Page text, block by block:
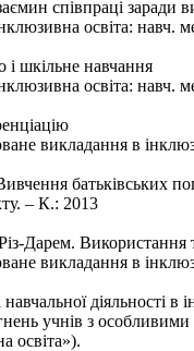
співпраці заради
освіта: навч.
і шкільне навчання
освіта: навч.
викладання в
батьківських
– К.: 2013
Дарем. Використання
викладання в
діяльності в
учнів з
освіта»).